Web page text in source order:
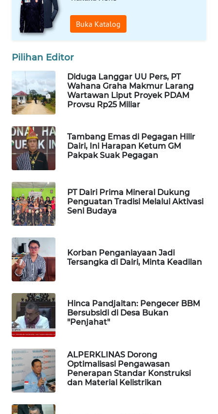
Buka Katalog
Pilihan Editor
Diduga Langgar UU Pers, PT
Wahana Graha Makmur Larang
Wartawan Liput Proyek PDAM
Provsu Rp25 Miliar
Tambang Emas di Pegagan Hilir
Dairi, Ini Harapan Ketum GM
Pakpak Suak Pegagan
PT Dairi Prima Mineral Dukung
Penguatan Tradisi Melalui Aktivasi
Seni Budaya
Korban Penganiayaan Jadi
Tersangka di Dairi, Minta Keadilan
Hinca Pandjaitan: Pengecer BBM
Bersubsidi di Desa Bukan
"Penjahat"
ALPERKLINAS Dorong
Optimalisasi Pengawasan
Penerapan Standar Konstruksi
dan Material Kelistrikan
KOPEKLIN
KONSUMEN
FORWAMKI
ALPERKLINAS
FORJASIDA
TAMBANG
NEWS
SITUNGIR
NEWS
NEWS
SIBARAGAS
NEWS
METRO
SIANTAR
NEWS
METRO
MEDAN
NEWS
JAKARTA